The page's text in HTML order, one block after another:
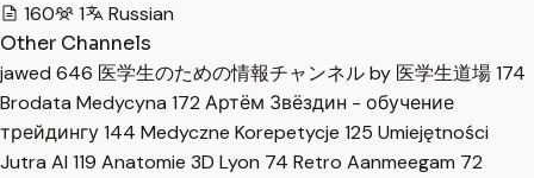
160
1
Russian
Other Channels
jawed 646 医学生のための情報チャンネル by 医学生道場174
Brodata Medycyna 172 Артём Звёздин - обучение
трейдингу144 Medyczne Korepetycje 125 Umiejętności
Jutra AI 119 Anatomie 3D Lyon 74 Retro Aanmeegam 72